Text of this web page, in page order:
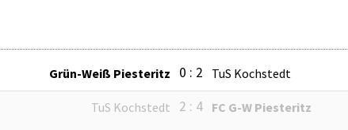
Grün-Weiß Piesteritz 0 : 2 TuS Kochstedt
TuS Kochstedt 2 : 4 FC G-W Piesteritz